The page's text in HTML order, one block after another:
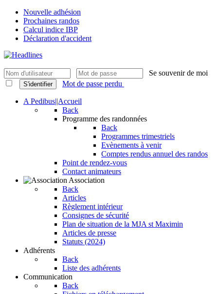
Nouvelle adhésion
Prochaines randos
Calcul indice IBP
Déclaration d'accident
Se souvenir de moi
S'identifier Mot de passe perdu
A Pedibus||Accueil
Back
Programme des randonnées
Back
Programmes trimestriels
Evènements à venir
Comptes rendus annuel des randos
Point de rendez-vous
Contact animateurs
Association
Back
Articles
Règlement intérieur
Consignes de sécurité
Plan de situation de la MJA st Maximin
Articles de presse
Statuts (2024)
Adhérents
Back
Liste des adhérents
Communication
Back